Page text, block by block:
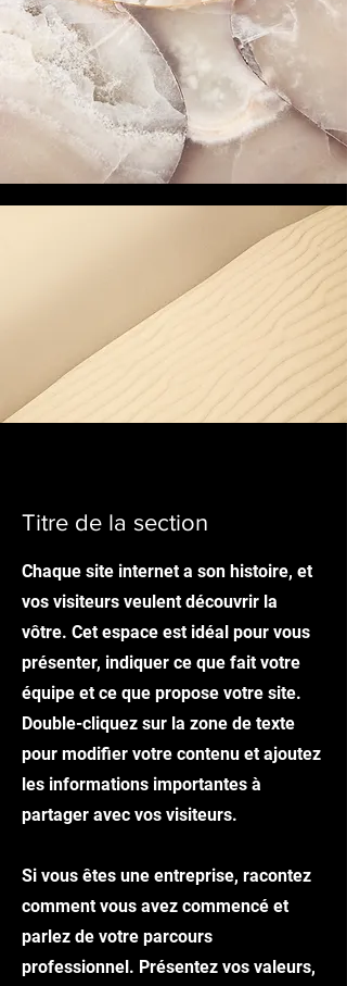
Titre de la section
Chaque site internet a son histoire, et
vos visiteurs veulent découvrir la
vôtre. Cet espace est idéal pour vous
présenter, indiquer ce que fait votre
équipe et ce que propose votre site.
Double-cliquez sur la zone de texte
pour modifier votre contenu et ajoutez
les informations importantes à
partager avec vos visiteurs.
Si vous êtes une entreprise, racontez
comment vous avez commencé et
parlez de votre parcours
professionnel. Présentez vos valeurs,